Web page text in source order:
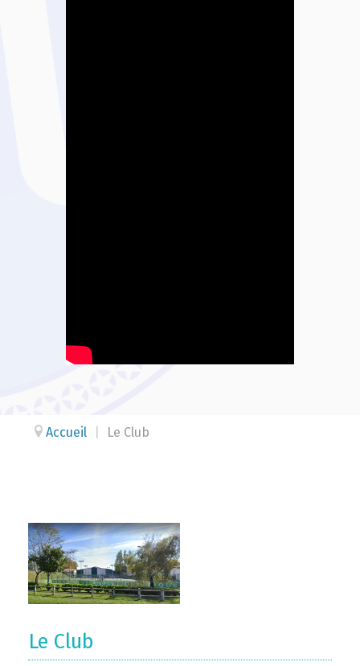
Accueil Le Club
Le Club